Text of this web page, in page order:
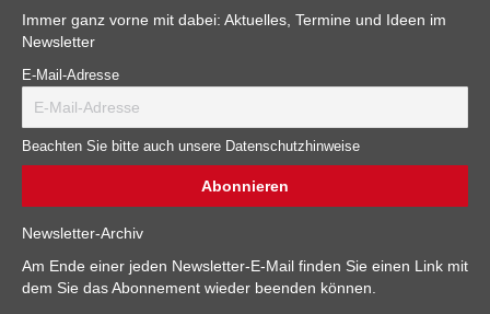
Immer ganz vorne mit dabei: Aktuelles, Termine und Ideen im
Newsletter
E-Mail-Adresse
Beachten Sie bitte auch unsere Datenschutzhinweise
Newsletter-Archiv
Am Ende einer jeden Newsletter-E-Mail finden Sie einen Link mit
dem Sie das Abonnement wieder beenden können.